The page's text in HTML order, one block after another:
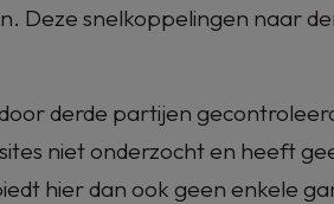
Deze snelkoppelingen naar
derde partijen
niet onderzocht en heeft
hier dan ook geen enkele